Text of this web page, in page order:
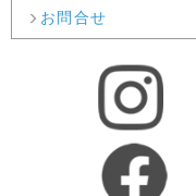
お問合せ